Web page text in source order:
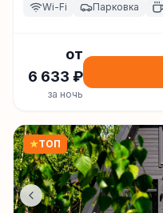
Wi-Fi Парковка
от
6 633 ₽
за ночь
★ТОП